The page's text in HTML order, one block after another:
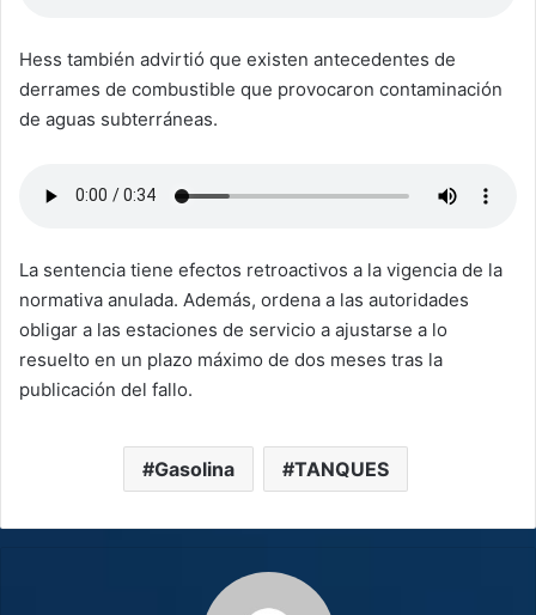
Hess también advirtió que existen antecedentes de
derrames de combustible que provocaron contaminación
de aguas subterráneas.
La sentencia tiene efectos retroactivos a la vigencia de la
normativa anulada. Además, ordena a las autoridades
obligar a las estaciones de servicio a ajustarse a lo
resuelto en un plazo máximo de dos meses tras la
publicación del fallo.
Gasolina TANQUES